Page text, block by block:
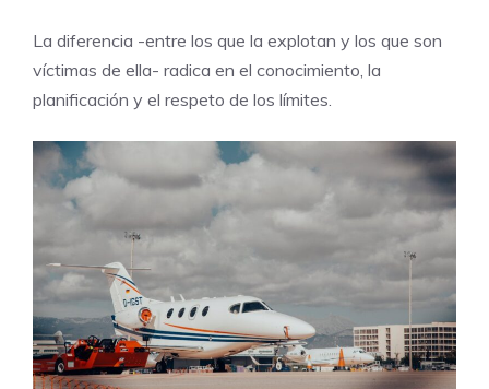
La diferencia -entre los que la explotan y los que son
víctimas de ella- radica en el conocimiento, la
planificación y el respeto de los límites.